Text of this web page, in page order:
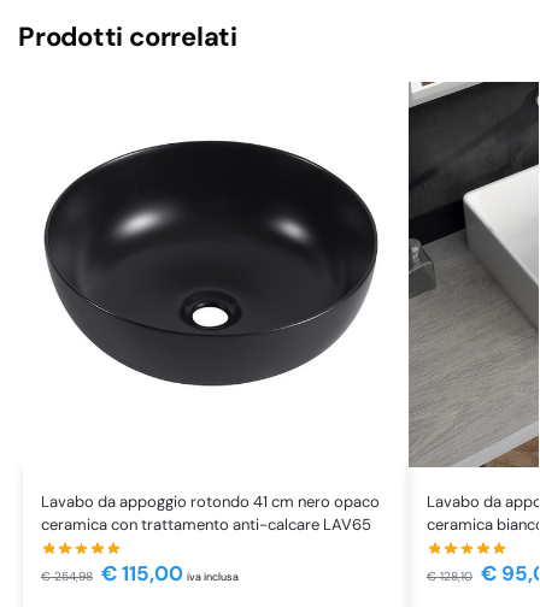
Prodotti correlati
Lavabo da appoggio rotondo 41 cm nero opaco
ceramica con trattamento anti-calcare LAV65
€254,98 €115,00 iva inclusa
Lavabo da
ceramica
€128,10 €